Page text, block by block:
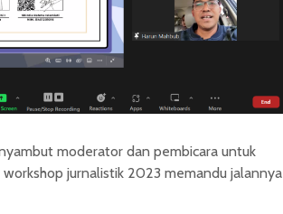
moderator dan pembicara untuk
jurnalistik 2023 memandu jalannya